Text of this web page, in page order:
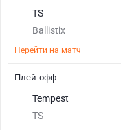
TS
Ballistix
Перейти на матч
Tempest
TS
Плей-офф